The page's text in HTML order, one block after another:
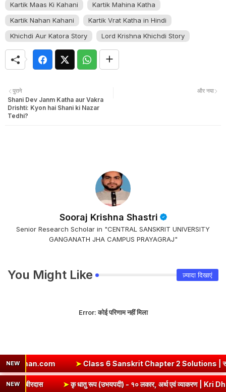
Kartik Maas Ki Kahani
Kartik Mahina Katha
Kartik Nahan Kahani
Kartik Vrat Katha in Hindi
Khichdi Aur Katora Story
Lord Krishna Khichdi Story
और नया
पुराने
Shani Dev Janm Katha aur Vakra
Drishti: Kyon hai Shani ki Nazar
Tedhi?
Sooraj Krishna Shastri
Senior Research Scholar in "CENTRAL SANSKRIT UNIVERSITY
GANGANATH JHA CAMPUS PRAYAGRAJ"
You Might Like ज़्यादा दिखाएं
Error:कोई परिणाम नहीं मिला
NEW ➤Class 6 Sanskrit Chapter 2 Solutions | संयुक्त-व्यञ्जनानि
NEW Answer | कबीरदास ➤कृ धातु रूप (उभयपदी) - १० लकार, अर्थ